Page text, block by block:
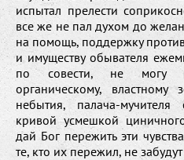
испытал прелести
все же не пал духом до
на помощь, поддержку
и имуществу обывателя
по совести, не могу
органическому,
небытия, палача-
кривой усмешкой
дай Бог пережить эти
те, кто их пережил, не